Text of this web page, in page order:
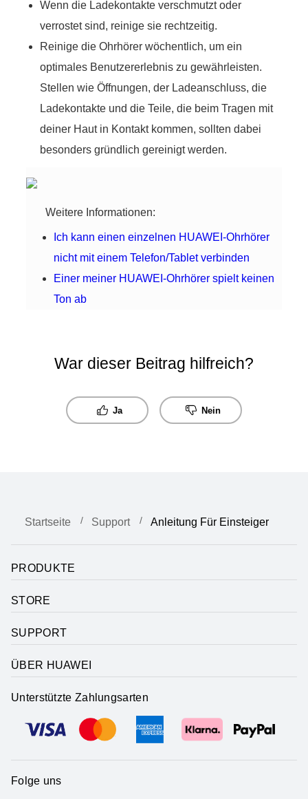
Wenn die Ladekontakte verschmutzt oder
verrostet sind, reinige sie rechtzeitig.
Reinige die Ohrhörer wöchentlich, um ein
optimales Benutzererlebnis zu gewährleisten.
Stellen wie Öffnungen, der Ladeanschluss, die
Ladekontakte und die Teile, die beim Tragen mit
deiner Haut in Kontakt kommen, sollten dabei
besonders gründlich gereinigt werden.
Weitere Informationen:
Ich kann einen einzelnen HUAWEI-Ohrhörer
nicht mit einem Telefon/Tablet verbinden
Einer meiner HUAWEI-Ohrhörer spielt keinen
Ton ab
War dieser Beitrag hilfreich?
Ja Nein
Startseite Support Anleitung Für Einsteiger
PRODUKTE
STORE
SUPPORT
ÜBER HUAWEI
Unterstützte Zahlungsarten
Folge uns